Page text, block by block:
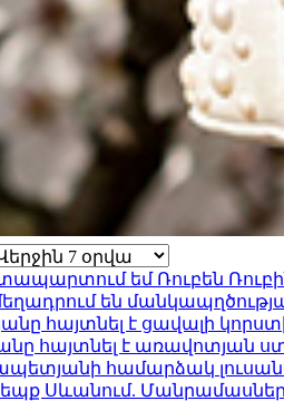
եմ Ռուբեն
են
հայտնել է ցավալի
հայտնել է
համարձակ
Սևանում. Մանրամասներ